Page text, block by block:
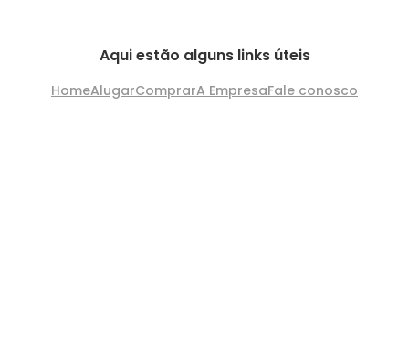
Aqui estão alguns links úteis
HomeAlugarComprarA EmpresaFale conosco